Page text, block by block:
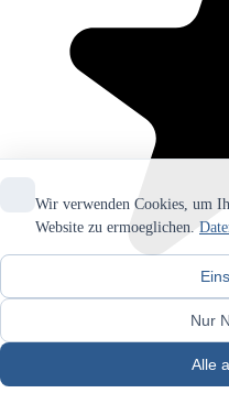
Wir verwenden Cookies, um
Website zu ermoeglichen.
Nur
Alle